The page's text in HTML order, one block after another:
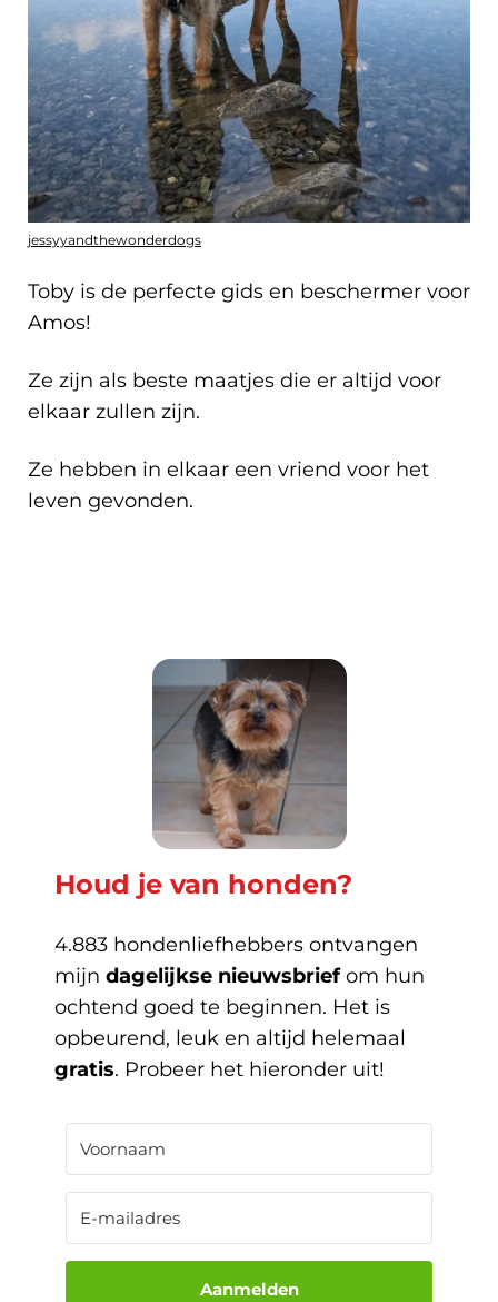
jessyyandthewonderdogs
Toby is de perfecte gids en beschermer voor
Amos!
Ze zijn als beste maatjes die er altijd voor
elkaar zullen zijn.
Ze hebben in elkaar een vriend voor het
leven gevonden.
Houd je van honden?
4.883 hondenliefhebbers ontvangen
mijn dagelijkse nieuwsbriefom hun
ochtend goed te beginnen. Het is
opbeurend, leuk en altijd helemaal
gratis. Probeer het hieronder uit!
Aanmelden